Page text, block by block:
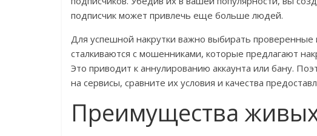
подписчик может привлечь еще больше людей.
Для успешной накрутки важно выбирать
сталкиваются с мошенниками, которые предлагают
Это приводит к аннулированию аккаунта или бану.
на сервисы, сравните их условия и качества
Преимущества